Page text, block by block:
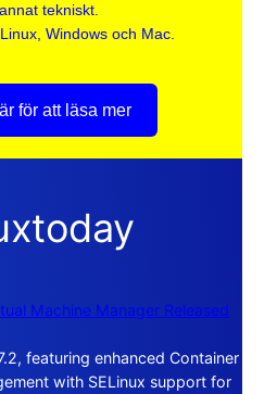
tekniskt.
Windows och Mac.
för att läsa mer
Machine Manager Released
featuring enhanced Container
with SELinux support for